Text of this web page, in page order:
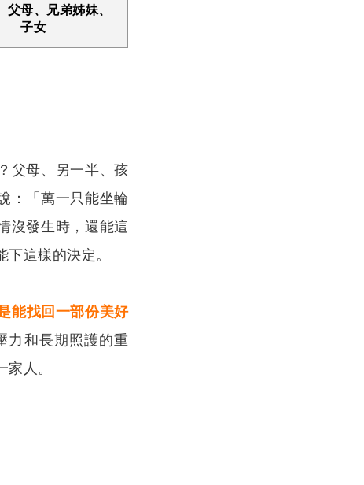
父母、兄弟姊妹、
子女
父母、另一半、孩
：「萬一只能坐輪
沒發生時，還能這
這樣的決定。
能找回一部份美好
力和長期照護的重
人。